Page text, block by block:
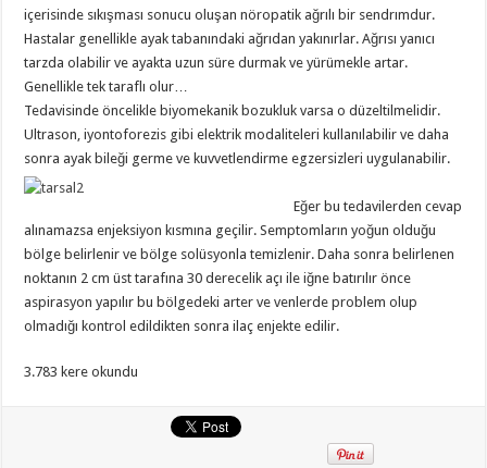
içerisinde sıkışması sonucu oluşan nöropatik ağrılı bir sendrımdur.
Hastalar genellikle ayak tabanındaki ağrıdan yakınırlar. Ağrısı yanıcı
tarzda olabilir ve ayakta uzun süre durmak ve yürümekle artar.
Genellikle tek taraflı olur…
Tedavisinde öncelikle biyomekanik bozukluk varsa o düzeltilmelidir.
Ultrason, iyontoforezis gibi elektrik modaliteleri kullanılabilir ve daha
sonra ayak bileği germe ve kuvvetlendirme egzersizleri uygulanabilir.
Eğer bu tedavilerden cevap
alınamazsa enjeksiyon kısmına geçilir. Semptomların yoğun olduğu
bölge belirlenir ve bölge solüsyonla temizlenir. Daha sonra belirlenen
noktanın 2 cm üst tarafına 30 derecelik açı ile iğne batırılır önce
aspirasyon yapılır bu bölgedeki arter ve venlerde problem olup
olmadığı kontrol edildikten sonra ilaç enjekte edilir.
3.783 kere okundu